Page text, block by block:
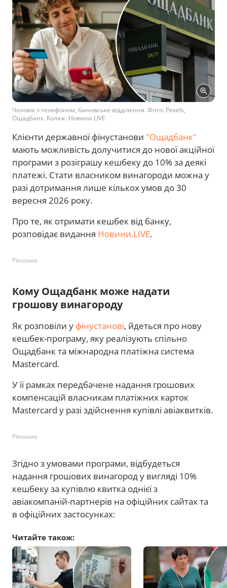
Чоловік з телефоном, банківське відділення. Фото: Pexels,
Ощадбанк. Колаж: Новини.LIVE
Клієнти державної фінустанови "Ощадбанк"
мають можливість долучитися до нової акційної
програми з розіграшу кешбеку до 10% за деякі
платежі. Стати власником винагороди можна у
разі дотримання лише кількох умов до 30
вересня 2026 року.
Про те, як отримати кешбек від банку,
розповідає видання Новини.LIVE.
Реклама
Кому Ощадбанк може надати
грошову винагороду
Як розповіли у фінустанові, йдеться про нову
кешбек-програму, яку реалізують спільно
Ощадбанк та міжнародна платіжна система
Mastercard.
У її рамках передбачене надання грошових
компенсацій власникам платіжних карток
Mastercard у разі здійснення купівлі авіаквитків.
Реклама
Згідно з умовами програми, відбудеться
надання грошових винагород у вигляді 10%
кешбеку за купівлю квитка однієї з
авіакомпаній-партнерів на офіційних сайтах та
в офіційних застосунках:
Читайте також: